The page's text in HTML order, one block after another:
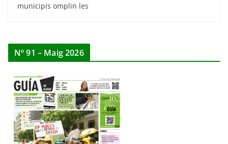
municipis omplin les
Nº 91 – Maig 2026